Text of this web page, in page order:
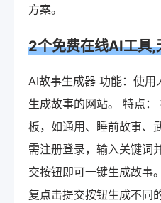
方案。
2个免费在线AI工具,
AI故事生成器 功能：使用
生成故事的网站。 特点
板，如通用、睡前故事、
需注册登录，输入关键词
交按钮即可一键生成故事
复点击提交按钮生成不同